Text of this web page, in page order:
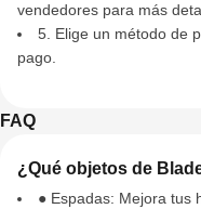
vendedores para más
5. Elige un método de
pago.
FAQ
¿Qué objetos de
● Espadas: Mejora tus